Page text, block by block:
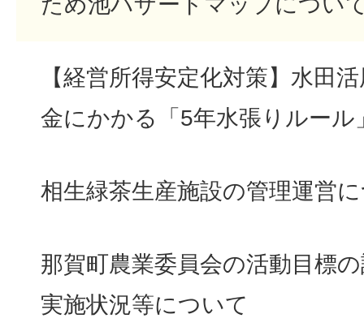
【経営所得安定化対策】水田
金にかかる「5年水張りルール
相生緑茶生産施設の管理運営
那賀町農業委員会の活動目標
実施状況等について